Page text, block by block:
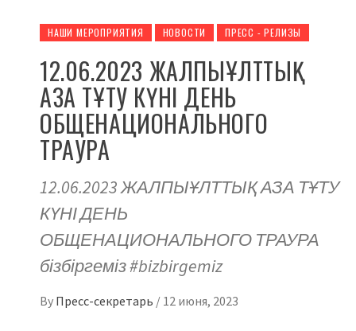
НАШИ МЕРОПРИЯТИЯ НОВОСТИ ПРЕСС - РЕЛИЗЫ
12.06.2023 ЖАЛПЫҰЛТТЫҚ
АЗА ТҰТУ КҮНІ ДЕНЬ
ОБЩЕНАЦИОНАЛЬНОГО
ТРАУРА
12.06.2023 ЖАЛПЫҰЛТТЫҚ АЗА ТҰТУ
КҮНІ ДЕНЬ
ОБЩЕНАЦИОНАЛЬНОГО ТРАУРА
бізбіргеміз #bizbirgemiz
By Пресс-секретарь / 12 июня, 2023